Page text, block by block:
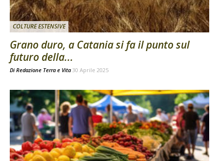
COLTURE ESTENSIVE
Grano duro, a Catania si fa il punto sul
futuro della...
Di Redazione Terra e Vita 30 Aprile 2025